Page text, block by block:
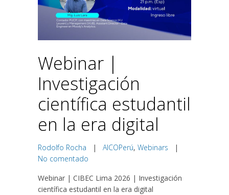
Webinar |
Investigación
científica estudantil
en la era digital
Rodolfo Rocha | AICOPerú, Webinars |
No comentado
Webinar | CIBEC Lima 2026 | Investigación
científica estudantil en la era digital